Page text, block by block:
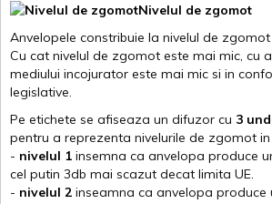
Nivelul de zgomot
Anvelopele constribuie la nivelul de
Cu cat nivelul de zgomot este mai mic, cu
mediului incojurator este mai mic si in
legislative.
Pe etichete se afiseaza un difuzor cu 3
pentru a reprezenta nivelurile de zgomot in
- nivelul 1 insemna ca anvelopa produce
cel putin 3db mai scazut decat limita UE.
- nivelul 2 inseamna ca anvelopa produce